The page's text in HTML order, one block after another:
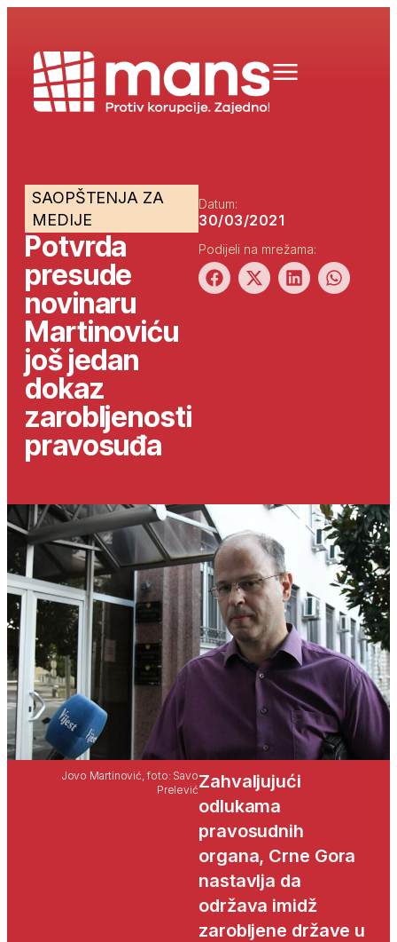
SAOPŠTENJA ZA
MEDIJE
Potvrda
presude
novinaru
Martinoviću
još jedan
dokaz
zarobljenosti
pravosuđa
Datum:
30/03/2021
Podijeli na mrežama:
Zahvaljujući
odlukama
pravosudnih
organa, Crne Gora
nastavlja da
održava imidž
zarobljene države u
Jovo Martinović, foto: Savo
Prelević